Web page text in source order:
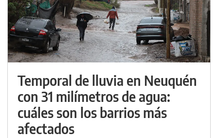
Temporal de lluvia en Neuquén
con 31 milímetros de agua:
cuáles son los barrios más
afectados